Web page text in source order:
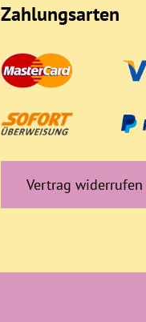
Zahlungsarten
Vertrag widerrufen